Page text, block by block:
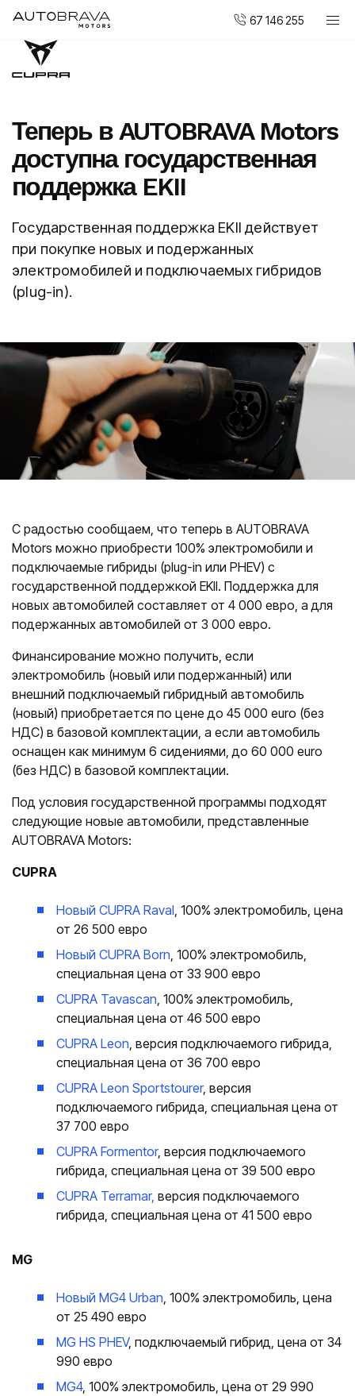
67 146 255
Автомобили
Малопользованные авто
Сервис и обслуживание
Центр ремонта кузовов
AUTOBRAVA Motors
Для предприятий
Вакансии
Салоны
ул. К. Улманя гатве, 96
CUPRA Garage un XPENG
ул. Краста, 42
CUPRA, SEAT, MG un mazlietoti auto
Помощь на дороге
Теперь в AUTOBRAVA Motors
доступна государственная
поддержка EKII
Государственная поддержка EKII действует
при покупке новых и подержанных
электромобилей и подключаемых гибридов
(plug-in).
С радостью сообщаем, что теперь в AUTOBRAVA
Motors можно приобрести 100% электромобили и
подключаемые гибриды (plug-in или PHEV) с
государственной поддержкой EKII. Поддержка для
новых автомобилей составляет от 4 000 евро, а для
подержанных автомобилей от 3 000 евро.
Финансирование можно получить, если
электромобиль (новый или подержанный) или
внешний подключаемый гибридный автомобиль
(новый) приобретается по цене до 45 000 euro (без
НДС) в базовой комплектации, а если автомобиль
оснащен как минимум 6 сидениями, до 60 000 euro
(без НДС) в базовой комплектации.
Под условия государственной программы подходят
следующие новые автомобили, представленные
AUTOBRAVA Motors:
CUPRA
Новый CUPRA Raval, 100% электромобиль, цена
от 26 500 евро
Новый CUPRA Born, 100% электромобиль,
специальная цена от 33 900 евро
CUPRA Tavascan, 100% электромобиль,
специальная цена от 46 500 евро
CUPRA Leon, версия подключаемого гибрида,
специальная цена от 36 700 евро
CUPRA Leon Sportstourer, версия
подключаемого гибрида, специальная цена от
37 700 евро
CUPRA Formentor, версия подключаемого
гибрида, специальная цена от 39 500 евро
CUPRA Terramar, версия подключаемого
гибрида, специальная цена от 41 500 евро
MG
Новый MG4 Urban, 100% электромобиль, цена
от 25 490 евро
MG HS PHEV, подключаемый гибрид, цена от 34
990 евро
MG4, 100% электромобиль, цена от 29 990